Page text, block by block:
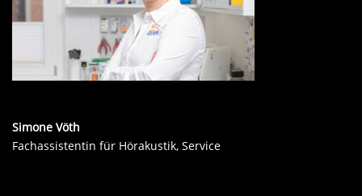
Simone Vöth
Fachassistentin für Hörakustik, Service